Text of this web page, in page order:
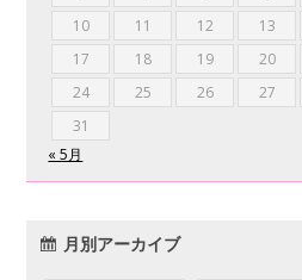
10
11 12 13
17
18 19 20
24
25 26 27
31
« 5月
月別アーカイブ